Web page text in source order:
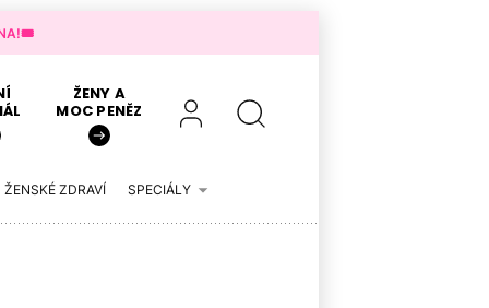
ŽENY A
MOC PENĚZ
ŽENSKÉ ZDRAVÍ SPECIÁLY